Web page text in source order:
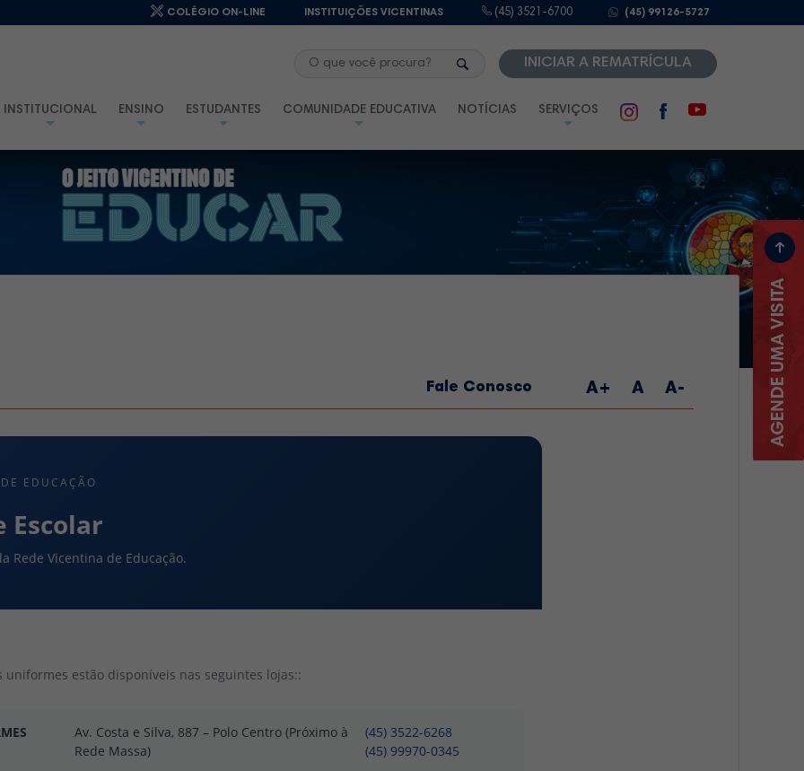
COLÉGIO ON-LINE INSTITUIÇÕES VICENTINAS (45) 3521-6700 (45) 99126-5727
INICIAR A REMATRÍCULA
INSTITUCIONAL ENSINO ESTUDANTES COMUNIDADE EDUCATIVA NOTÍCIAS SERVIÇOS
A+ A A-
Fale Conosco
EDUCAÇÃO
Escolar
Rede Vicentina de Educação.
uniformes estão disponíveis nas seguintes lojas::
Av. Costa e Silva, 887 – Polo Centro (Próximo à
Rede Massa)
(45) 3522-6268
(45) 99970-0345